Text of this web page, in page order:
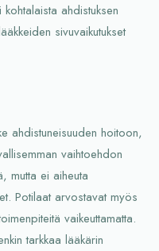
ahdistuksen
sivuvaikutukset
ahdistuneisuuden hoitoon,
vaihtoehdon
mutta ei aiheuta
Potilaat arvostavat myös
vaikeuttamatta.
tarkkaa lääkärin